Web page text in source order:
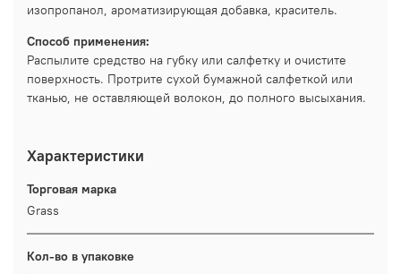
изопропанол, ароматизирующая добавка, краситель.
Способ применения:
Распылите средство на губку или салфетку и очистите
поверхность. Протрите сухой бумажной салфеткой или
тканью, не оставляющей волокон, до полного высыхания.
Характеристики
Торговая марка
Grass
Кол-во в упаковке